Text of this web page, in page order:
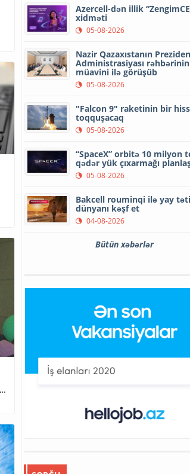
Azercell-dən illik
xidməti
05-08-2026
Nazir Qazaxıstanın
Administrasiyası rəhbərinin
müavini ilə görüşüb
05-08-2026
"Falcon 9" raketinin bir
toqquşacaq
05-08-2026
“SpaceX” orbitə 10 milyon
qədər yük çıxarmağı
05-08-2026
Bakcell rouminqi ilə yay
dünyanı kəşf et
04-08-2026
Bütün xəbərlər